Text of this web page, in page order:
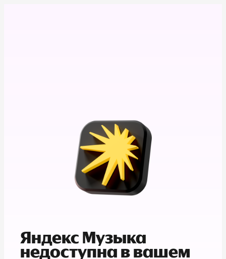
Яндекс Музыка
недоступна в вашем